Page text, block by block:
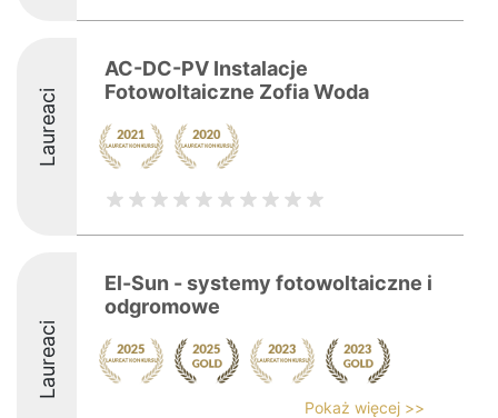
Laureaci
AC-DC-PV Instalacje
Fotowoltaiczne Zofia Woda
Laureaci
El-Sun - systemy fotowoltaiczne i
odgromowe
Pokaż więcej >>